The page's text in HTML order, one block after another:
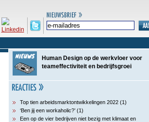
Human Design op de werkvloer voor
teameffectiviteit en bedrijfsgroei
Top tien arbeidsmarktontwikkelingen 2022 (1)
‘Ben jij een workaholic?’ (1)
Een op de vier bedrijven niet bezig met klimaat en